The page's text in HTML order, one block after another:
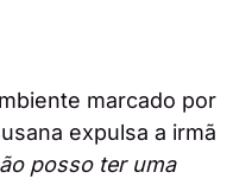
marcado por
expulsa a irmã
posso ter uma